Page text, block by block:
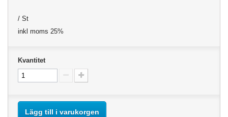
/ St
inkl moms 25%
Kvantitet
Lägg till i varukorgen